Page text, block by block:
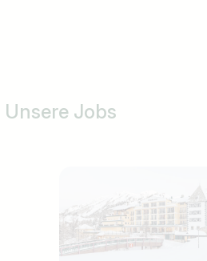
Unsere Jobs